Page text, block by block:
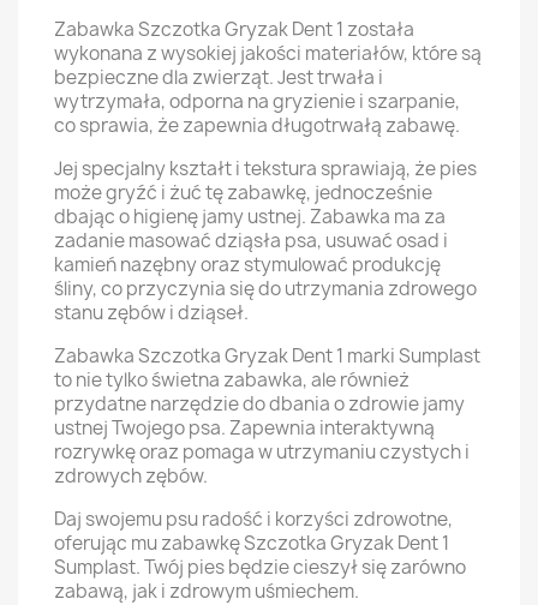
Zabawka Szczotka Gryzak Dent 1 została
wykonana z wysokiej jakości materiałów, które są
bezpieczne dla zwierząt. Jest trwała i
wytrzymała, odporna na gryzienie i szarpanie,
co sprawia, że zapewnia długotrwałą zabawę.
Jej specjalny kształt i tekstura sprawiają, że pies
może gryźć i żuć tę zabawkę, jednocześnie
dbając o higienę jamy ustnej. Zabawka ma za
zadanie masować dziąsła psa, usuwać osad i
kamień nazębny oraz stymulować produkcję
śliny, co przyczynia się do utrzymania zdrowego
stanu zębów i dziąseł.
Zabawka Szczotka Gryzak Dent 1 marki Sumplast
to nie tylko świetna zabawka, ale również
przydatne narzędzie do dbania o zdrowie jamy
ustnej Twojego psa. Zapewnia interaktywną
rozrywkę oraz pomaga w utrzymaniu czystych i
zdrowych zębów.
Daj swojemu psu radość i korzyści zdrowotne,
oferując mu zabawkę Szczotka Gryzak Dent 1
Sumplast. Twój pies będzie cieszył się zarówno
zabawą, jak i zdrowym uśmiechem.